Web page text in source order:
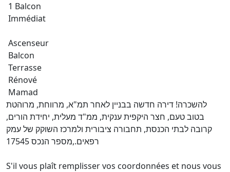
1 Balcon
Immédiat
Ascenseur
Balcon
Terrasse
Rénové
Mamad
להשכרה! דירה חדשה בבניין לאחר תמ"א, מרווחת, מרוהטת
בטוב טעם, חצר היקפית ענקית, ממ"ד מעלית, יחידת הורים,
קרובה לבתי הכנסת, תחבורה ציבורית ולמרכז השוקק של עמק
רפאים.,מספר הנכס 17545
S'il vous plaît remplisser vos coordonnées et nous vous